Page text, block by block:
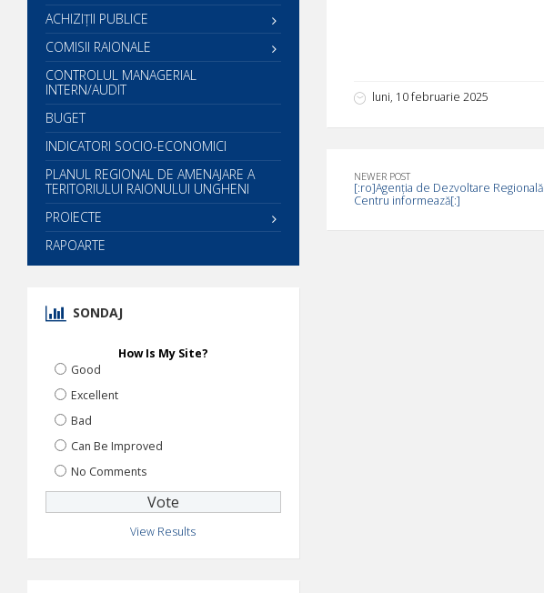
luni, 10 februarie 2025
NEWER POST
[:ro]Agenția de Dezvoltare Regională
Centru informează[:]
ACHIZIȚII PUBLICE
COMISII RAIONALE
CONTROLUL MANAGERIAL
INTERN/AUDIT
BUGET
INDICATORI SOCIO-ECONOMICI
PLANUL REGIONAL DE AMENAJARE A
TERITORIULUI RAIONULUI UNGHENI
PROIECTE
RAPOARTE
SONDAJ
How Is My Site?
Good
Excellent
Bad
Can Be Improved
No Comments
View Results